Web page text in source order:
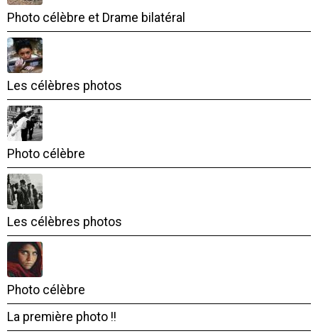
Photo célèbre et Drame bilatéral
Les célèbres photos
Photo célèbre
Les célèbres photos
Photo célèbre
La première photo !!